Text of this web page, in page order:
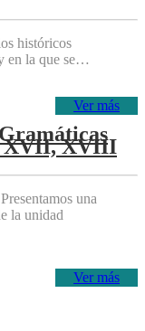
históricos
en la que se…
Ver más
XVII, XVIII
una
la unidad
Ver más